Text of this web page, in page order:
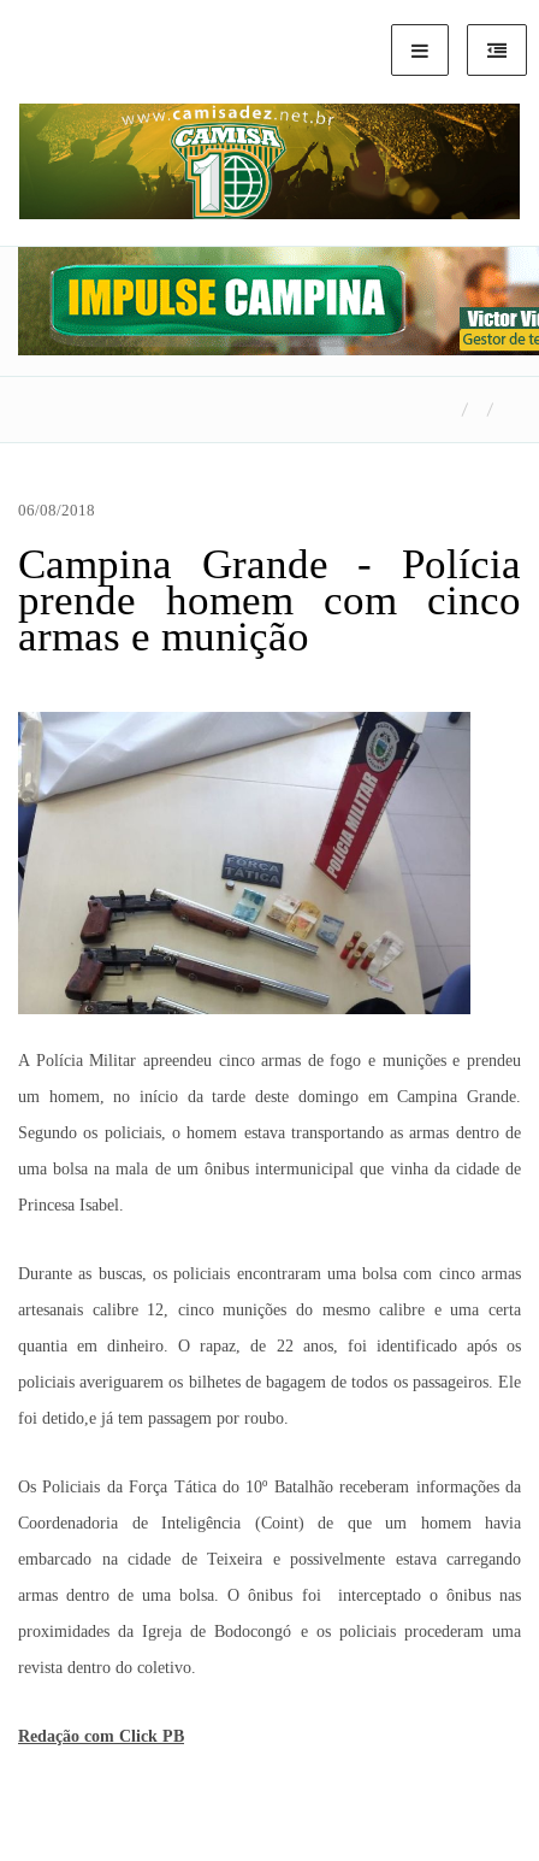
06/08/2018
Campina Grande - Polícia
prende homem com cinco
armas e munição
A Polícia Militar apreendeu cinco armas de fogo e munições e prendeu
um homem, no início da tarde deste domingo em Campina Grande.
Segundo os policiais, o homem estava transportando as armas dentro de
uma bolsa na mala de um ônibus intermunicipal que vinha da cidade de
Princesa Isabel.
Durante as buscas, os policiais encontraram uma bolsa com cinco armas
artesanais calibre 12, cinco munições do mesmo calibre e uma certa
quantia em dinheiro. O rapaz, de 22 anos, foi identificado após os
policiais averiguarem os bilhetes de bagagem de todos os passageiros. Ele
foi detido,e já tem passagem por roubo.
Os Policiais da Força Tática do 10º Batalhão receberam informações da
Coordenadoria de Inteligência (Coint) de que um homem havia
embarcado na cidade de Teixeira e possivelmente estava carregando
armas dentro de uma bolsa. O ônibus foi interceptado o ônibus nas
proximidades da Igreja de Bodocongó e os policiais procederam uma
revista dentro do coletivo.
Redação com Click PB